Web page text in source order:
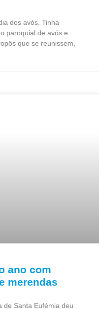
dos avós. Tinha
paroquial de avós e
que se reunissem,
ano com
merendas
de Santa Eufémia deu